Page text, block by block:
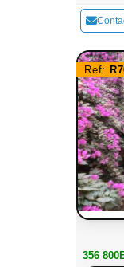
Ref:
356